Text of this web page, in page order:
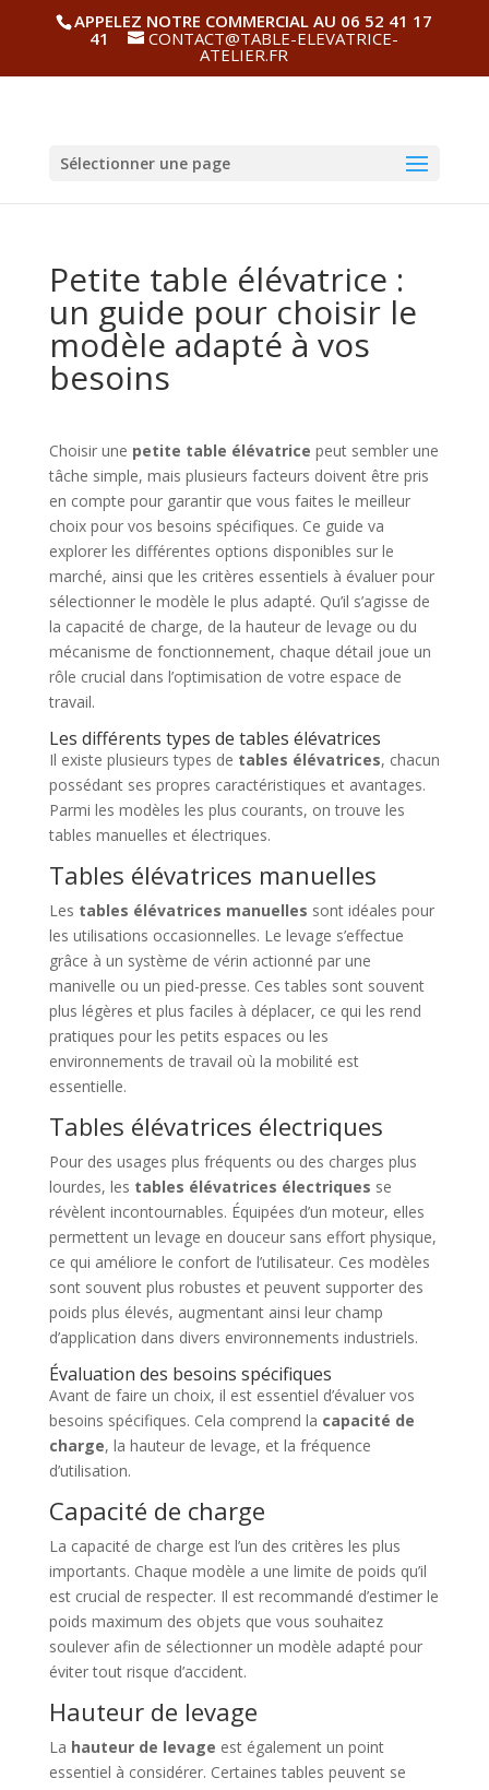
APPELEZ NOTRE COMMERCIAL AU 06 52 41 17
41
CONTACT@TABLE-ELEVATRICE-
ATELIER.FR
Sélectionner une page
Petite table élévatrice :
un guide pour choisir le
modèle adapté à vos
besoins
Choisir une petite table élévatrice peut sembler une
tâche simple, mais plusieurs facteurs doivent être pris
en compte pour garantir que vous faites le meilleur
choix pour vos besoins spécifiques. Ce guide va
explorer les différentes options disponibles sur le
marché, ainsi que les critères essentiels à évaluer pour
sélectionner le modèle le plus adapté. Qu’il s’agisse de
la capacité de charge, de la hauteur de levage ou du
mécanisme de fonctionnement, chaque détail joue un
rôle crucial dans l’optimisation de votre espace de
travail.
Les différents types de tables élévatrices
Il existe plusieurs types de tables élévatrices, chacun
possédant ses propres caractéristiques et avantages.
Parmi les modèles les plus courants, on trouve les
tables manuelles et électriques.
Tables élévatrices manuelles
Les tables élévatrices manuelles sont idéales pour
les utilisations occasionnelles. Le levage s’effectue
grâce à un système de vérin actionné par une
manivelle ou un pied-presse. Ces tables sont souvent
plus légères et plus faciles à déplacer, ce qui les rend
pratiques pour les petits espaces ou les
environnements de travail où la mobilité est
essentielle.
Tables élévatrices électriques
Pour des usages plus fréquents ou des charges plus
lourdes, les tables élévatrices électriques se
révèlent incontournables. Équipées d’un moteur, elles
permettent un levage en douceur sans effort physique,
ce qui améliore le confort de l’utilisateur. Ces modèles
sont souvent plus robustes et peuvent supporter des
poids plus élevés, augmentant ainsi leur champ
d’application dans divers environnements industriels.
Évaluation des besoins spécifiques
Avant de faire un choix, il est essentiel d’évaluer vos
besoins spécifiques. Cela comprend la capacité de
charge, la hauteur de levage, et la fréquence
d’utilisation.
Capacité de charge
La capacité de charge est l’un des critères les plus
importants. Chaque modèle a une limite de poids qu’il
est crucial de respecter. Il est recommandé d’estimer le
poids maximum des objets que vous souhaitez
soulever afin de sélectionner un modèle adapté pour
éviter tout risque d’accident.
Hauteur de levage
La hauteur de levage est également un point
essentiel à considérer. Certaines tables peuvent se